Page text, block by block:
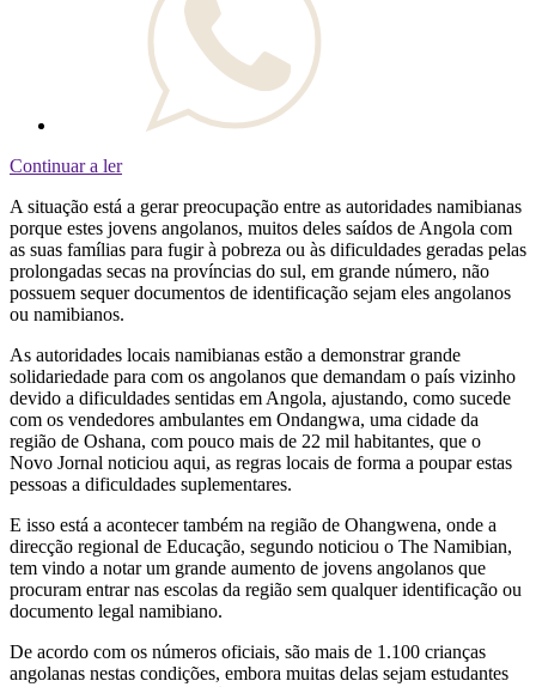
Continuar a ler
A situação está a gerar preocupação entre as autoridades namibianas
porque estes jovens angolanos, muitos deles saídos de Angola com
as suas famílias para fugir à pobreza ou às dificuldades geradas pelas
prolongadas secas na províncias do sul, em grande número, não
possuem sequer documentos de identificação sejam eles angolanos
ou namibianos.
As autoridades locais namibianas estão a demonstrar grande
solidariedade para com os angolanos que demandam o país vizinho
devido a dificuldades sentidas em Angola, ajustando, como sucede
com os vendedores ambulantes em Ondangwa, uma cidade da
região de Oshana, com pouco mais de 22 mil habitantes, que o
Novo Jornal noticiou aqui, as regras locais de forma a poupar estas
pessoas a dificuldades suplementares.
E isso está a acontecer também na região de Ohangwena, onde a
direcção regional de Educação, segundo noticiou o The Namibian,
tem vindo a notar um grande aumento de jovens angolanos que
procuram entrar nas escolas da região sem qualquer identificação ou
documento legal namibiano.
De acordo com os números oficiais, são mais de 1.100 crianças
angolanas nestas condições, embora muitas delas sejam estudantes